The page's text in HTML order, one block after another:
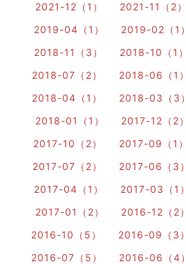
2021-12（1）
2021-11（2）
2019-04（1）
2019-02（1）
2018-11（3）
2018-10（1）
2018-07（2）
2018-06（1）
2018-04（1）
2018-03（3）
2018-01（1）
2017-12（2）
2017-10（2）
2017-09（1）
2017-07（2）
2017-06（3）
2017-04（1）
2017-03（1）
2017-01（2）
2016-12（2）
2016-10（5）
2016-09（3）
2016-07（5）
2016-06（4）